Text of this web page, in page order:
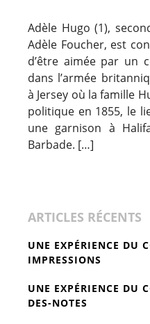
Adèle Hugo (1),
Adèle Foucher, est
d’être aimée par un
dans l’armée
à Jersey où la famille
politique en 1855, le
une garnison à
Barbade. […]
ARTICLES RÉCENTS
UNE EXPÉRIENCE DU
IMPRESSIONS
UNE EXPÉRIENCE DU
DES-NOTES